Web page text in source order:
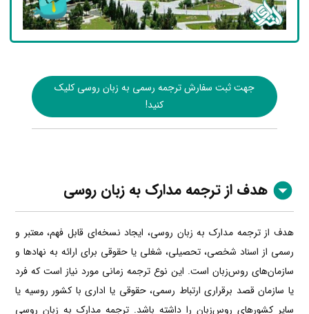
جهت ثبت سفارش ترجمه رسمی به زبان روسی کلیک
کنید!
هدف از ترجمه مدارک به زبان روسی
هدف از ترجمه مدارک به زبان روسی، ایجاد نسخه‌ای قابل فهم، معتبر و
رسمی از اسناد شخصی، تحصیلی، شغلی یا حقوقی برای ارائه به نهادها و
سازمان‌های روس‌زبان است. این نوع ترجمه زمانی مورد نیاز است که فرد
یا سازمان قصد برقراری ارتباط رسمی، حقوقی یا اداری با کشور روسیه یا
سایر کشورهای روس‌زبان را داشته باشد. ترجمه مدارک به زبان روسی